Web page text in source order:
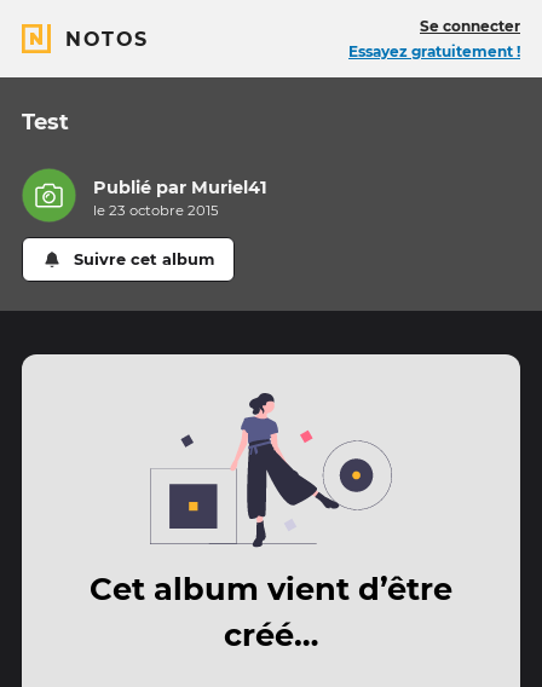
NOTOS
Se connecter
Essayez gratuitement !
Test
Publié par Muriel41
le 23 octobre 2015
Suivre cet album
Cet album vient d’être
créé…